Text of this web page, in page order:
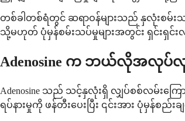
တစ်ခါတစ်ရံတွင် ဆရာဝန်များသည် နှလုံးစမ်း
သို့မဟုတ် ပုံမှန်စမ်းသပ်မှုများအတွင်း ရှင်းရှင်
Adenosine က ဘယ်လိုအလုပ်
Adenosine သည် သင့်နှလုံးရှိ လျှပ်စစ်လမ်းကြ
ရပ်နားမှုကို ဖန်တီးပေးပြီး ၎င်းအား ပုံမှန်